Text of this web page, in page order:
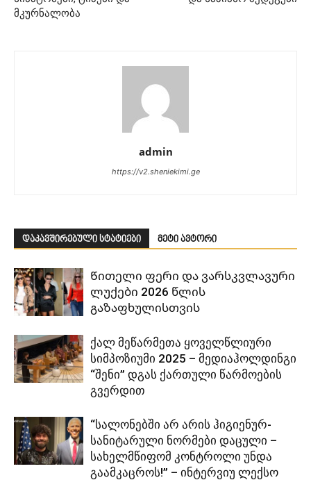
მკურნალობა
admin
https://v2.sheniekimi.ge
დაკავშირებული სტატიები მეტი ავტორი
Წითელი ფერი და ვარსკვლავური
ლუქები 2026 წლის
გაზაფხულისთვის
ქალ მეწარმეთა ყოველწლიური
სიმპოზიუმი 2025 – მედიაჰოლდინგი
“შენი” დგას ქართული წარმოების
გვერდით
“სალონებში არ არის ჰიგიენურ-
სანიტარული ნორმები დაცული –
სახელმწიფომ კონტროლი უნდა
გაამკაცროს!” – ინტერვიუ ლექსო